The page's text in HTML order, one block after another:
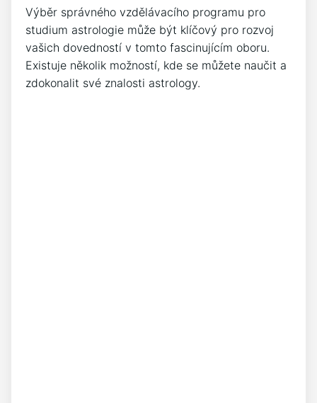
Výběr správného vzdělávacího programu pro
studium astrologie může být klíčový pro rozvoj
vašich dovedností v tomto fascinujícím oboru.
Existuje několik možností, kde se můžete naučit a
zdokonalit své znalosti astrology.